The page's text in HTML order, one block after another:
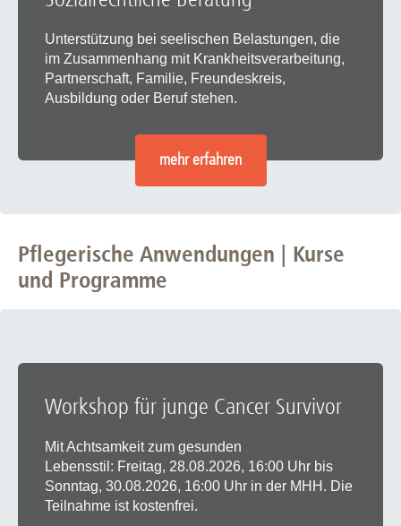
Unterstützung bei seelischen Belastungen, die
im Zusammenhang mit Krankheitsverarbeitung,
Partnerschaft, Familie, Freundeskreis,
Ausbildung oder Beruf stehen.
mehr erfahren
Pflegerische Anwendungen | Kurse
und Programme
Workshop für junge Cancer Survivor
Mit Achtsamkeit zum gesunden
Lebensstil: Freitag, 28.08.2026, 16:00 Uhr bis
Sonntag, 30.08.2026, 16:00 Uhr in der MHH. Die
Teilnahme ist kostenfrei.